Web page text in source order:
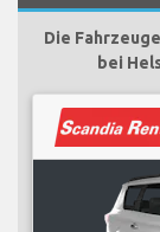
Die
bei